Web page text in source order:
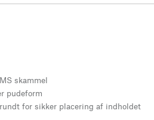
skammel
pudeform
for sikker placering af indholdet